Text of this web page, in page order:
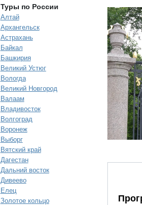
Туры по России
Алтай
Архангельск
Астрахань
Байкал
Башкирия
Великий Устюг
Вологда
Великий Новгород
Валаам
Владивосток
Волгоград
Воронеж
Выборг
Вятский край
Дагестан
Дальний восток
Дивеево
Елец
Золотое кольцо